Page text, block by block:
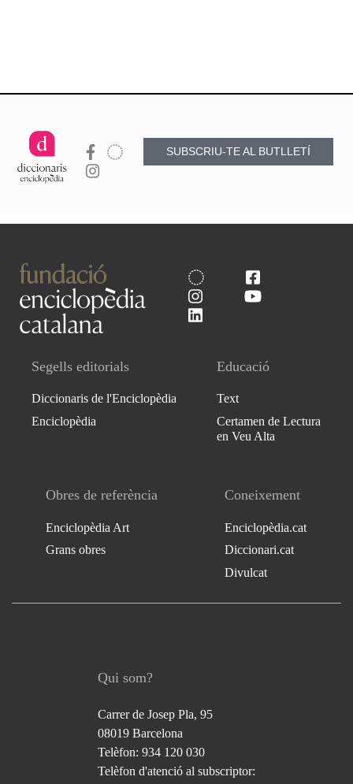
SUBSCRIU-TE AL BUTLLETÍ
Segells editorials
Diccionaris de l'Enciclopèdia
Enciclopèdia
Educació
Text
Certamen de Lectura
en Veu Alta
Obres de referència
Enciclopèdia Art
Grans obres
Coneixement
Enciclopèdia.cat
Diccionari.cat
Divulcat
Qui som?
Carrer de Josep Pla, 95
08019 Barcelona
Telèfon: 934 120 030
Telèfon d'atenció al subscriptor: